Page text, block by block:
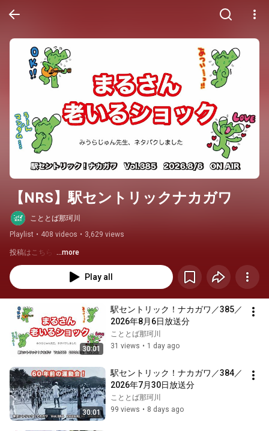
【NRS】駅セントリックナカガワ
こととば那珂川
Playlist • 408 videos • 3,629 views
投稿はこちら↓ ...more
Play all
30:01
駅セントリック！ナカガワ／385／
2026年8月6日放送分
こととば那珂川
31 views • 1 day ago
30:01
駅セントリック！ナカガワ／384／
2026年7月30日放送分
こととば那珂川
99 views • 8 days ago